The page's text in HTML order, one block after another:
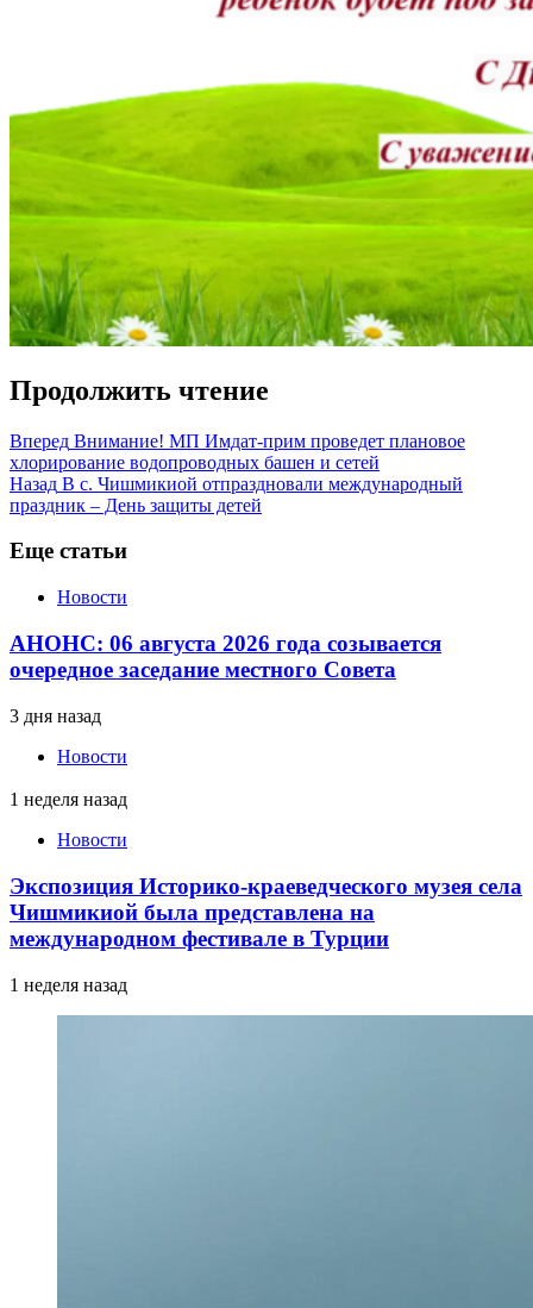
Продолжить чтение
Вперед Внимание! МП Имдат-прим проведет плановое
хлорирование водопроводных башен и сетей
Назад В с. Чишмикиой отпраздновали международный
праздник – День защиты детей
Еще статьи
Новости
АНОНС: 06 августа 2026 года созывается
очередное заседание местного Совета
3 дня назад
Новости
1 неделя назад
Новости
Экспозиция Историко-краеведческого музея села
Чишмикиой была представлена на
международном фестивале в Турции
1 неделя назад